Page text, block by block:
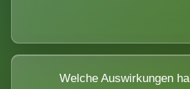
Welche Auswirkungen